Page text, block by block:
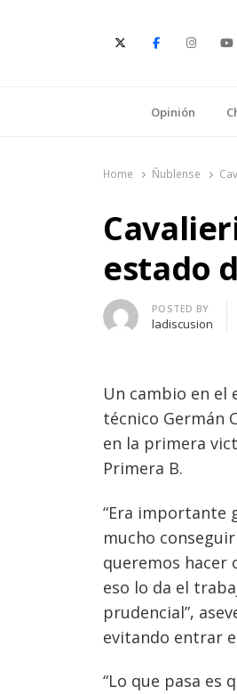
Opinión
Home Ñublense
estado
Author
POSTED BY
ladiscusion
Un cambio en el
técnico Germán
en la primera
Primera B.
“Era importante
mucho
queremos
eso lo da el
prudencial”,
evitando entrar
“Lo que pasa es